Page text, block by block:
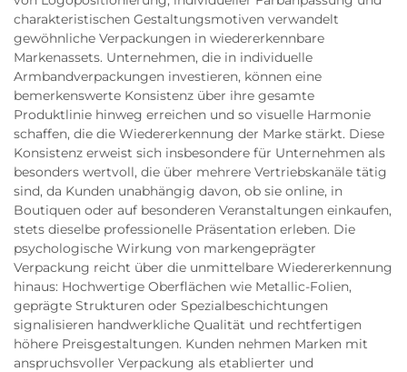
charakteristischen Gestaltungsmotiven verwandelt
gewöhnliche Verpackungen in wiedererkennbare
Markenassets. Unternehmen, die in individuelle
Armbandverpackungen investieren, können eine
bemerkenswerte Konsistenz über ihre gesamte
Produktlinie hinweg erreichen und so visuelle Harmonie
schaffen, die die Wiedererkennung der Marke stärkt. Diese
Konsistenz erweist sich insbesondere für Unternehmen als
besonders wertvoll, die über mehrere Vertriebskanäle tätig
sind, da Kunden unabhängig davon, ob sie online, in
Boutiquen oder auf besonderen Veranstaltungen einkaufen,
stets dieselbe professionelle Präsentation erleben. Die
psychologische Wirkung von markengeprägter
Verpackung reicht über die unmittelbare Wiedererkennung
hinaus: Hochwertige Oberflächen wie Metallic-Folien,
geprägte Strukturen oder Spezialbeschichtungen
signalisieren handwerkliche Qualität und rechtfertigen
höhere Preisgestaltungen. Kunden nehmen Marken mit
anspruchsvoller Verpackung als etablierter und